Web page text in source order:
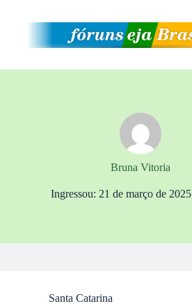
Bruna Vitoria
Ingressou: 21 de março de 2025
Santa Catarina